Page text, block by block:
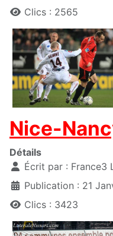
Clics : 2565
Nice-
Détails
Écrit par : France3
Publication : 21
Clics : 3423